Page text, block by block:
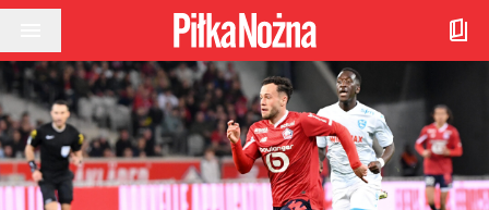
Przejdź do treści